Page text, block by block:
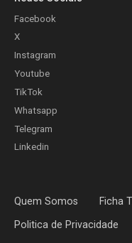
Facebook
X
Instagram
Youtube
TikTok
Whatsapp
Telegram
Linkedin
Quem Somos Ficha
Politica de Privacidade